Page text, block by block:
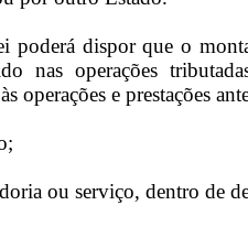
dispor que o
nas operações
operações e prestações
ou serviço, dentro de